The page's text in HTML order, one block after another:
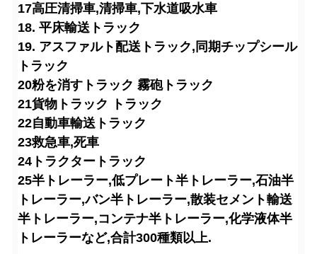
17高圧清掃車,清掃車,下水道吸水車
18. 平床輸送トラック
19. アスファルト配送トラック,同期チップシール
トラック
20粉を消すトラック 霧砲トラック
21貨物トラック トラック
22自動車輸送トラック
23救急車,死車
24トラクタートラック
25半トレーラー,低プレート半トレーラー,石油半
トレーラー,バン半トレーラー,散装セメント輸送
半トレーラー,コンテナ半トレーラー,化学液体半
トレーラーなど,合計300種類以上.